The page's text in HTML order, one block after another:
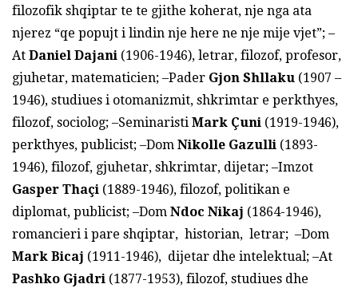
filozofik shqiptar te te gjithe koherat, nje nga ata
njerez “qe popujt i lindin nje here ne nje mije vjet”; –
At Daniel Dajani (1906-1946), letrar, filozof, profesor,
gjuhetar, matematicien; –Pader Gjon Shllaku (1907 –
1946), studiues i otomanizmit, shkrimtar e perkthyes,
filozof, sociolog; –Seminaristi Mark Çuni (1919-1946),
perkthyes, publicist; –Dom Nikolle Gazulli (1893-
1946), filozof, gjuhetar, shkrimtar, dijetar; –Imzot
Gasper Thaçi (1889-1946), filozof, politikan e
diplomat, publicist; –Dom Ndoc Nikaj (1864-1946),
romancieri i pare shqiptar, historian, letrar; –Dom
Mark Bicaj (1911-1946), dijetar dhe intelektual; –At
Pashko Gjadri (1877-1953), filozof, studiues dhe